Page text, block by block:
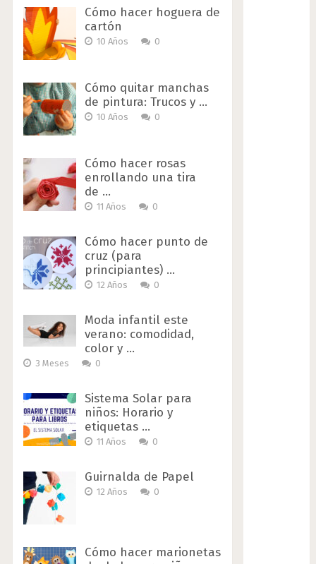
Cómo hacer hoguera de
cartón
10 Años 0
Cómo quitar manchas
de pintura: Trucos y …
10 Años 0
Cómo hacer rosas
enrollando una tira
de …
11 Años 0
Cómo hacer punto de
cruz (para
principiantes) …
12 Años 0
Moda infantil este
verano: comodidad,
color y …
3 Meses 0
Sistema Solar para
niños: Horario y
etiquetas …
11 Años 0
Guirnalda de Papel
12 Años 0
Cómo hacer marionetas